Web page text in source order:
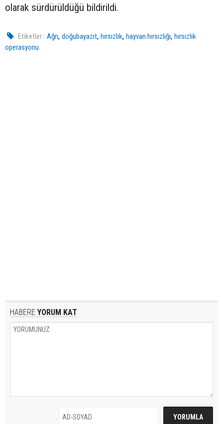
olarak sürdürüldüğü bildirildi.
Etiketler : Ağrı,doğubayazıt,hırsızlık,hayvan hırsızlığı,hırsızlık
operasyonu
HABERE YORUM KAT